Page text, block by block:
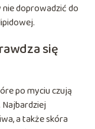
doprowadzić do
się
po myciu czują
a także skóra